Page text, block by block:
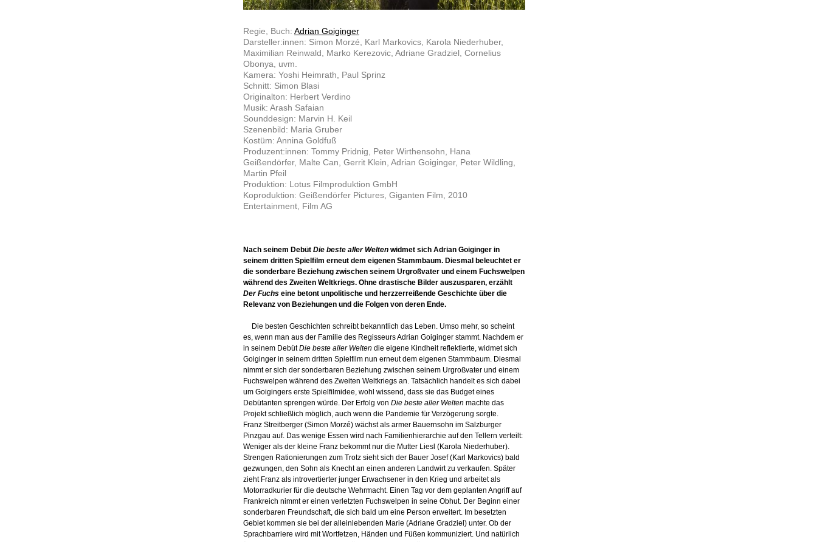
Regie, Buch: Adrian Goiginger
Darsteller:innen: Simon Morzé, Karl Markovics, Karola Niederhuber,
Maximilian Reinwald, Marko Kerezovic, Adriane Gradziel, Cornelius
Obonya, uvm.
Kamera: Yoshi Heimrath, Paul Sprinz
Schnitt: Simon Blasi
Originalton: Herbert Verdino
Musik: Arash Safaian
Sounddesign: Marvin H. Keil
Szenenbild: Maria Gruber
Kostüm: Annina Goldfuß
Produzent:innen: Tommy Pridnig, Peter Wirthensohn, Hana
Geißendörfer, Malte Can, Gerrit Klein, Adrian Goiginger, Peter Wildling,
Martin Pfeil
Produktion: Lotus Filmproduktion GmbH
Koproduktion: Geißendörfer Pictures, Giganten Film, 2010
Entertainment, Film AG
Nach seinem Debüt Die beste aller Welten widmet sich Adrian Goiginger in
seinem dritten Spielfilm erneut dem eigenen Stammbaum. Diesmal beleuchtet er
die sonderbare Beziehung zwischen seinem Urgroßvater und einem Fuchswelpen
während des Zweiten Weltkriegs. Ohne drastische Bilder auszusparen, erzählt
Der Fuchs eine betont unpolitische und herzzerreißende Geschichte über die
Relevanz von Beziehungen und die Folgen von deren Ende.
Die besten Geschichten schreibt bekanntlich das Leben. Umso mehr, so scheint
es, wenn man aus der Familie des Regisseurs Adrian Goiginger stammt. Nachdem er
in seinem DebütDie beste aller Welten die eigene Kindheit reflektierte, widmet sich
Goiginger in seinem dritten Spielfilm nun erneut dem eigenen Stammbaum. Diesmal
nimmt er sich der sonderbaren Beziehung zwischen seinem Urgroßvater und einem
Fuchswelpen während des Zweiten Weltkriegs an. Tatsächlich handelt es sich dabei
um Goigingers erste Spielfilmidee, wohl wissend, dass sie das Budget eines
Debütanten sprengen würde. Der Erfolg von Die beste aller Welten machte das
Projekt schließlich möglich, auch wenn die Pandemie für Verzögerung sorgte.
Franz Streitberger (Simon Morzé) wächst als armer Bauernsohn im Salzburger
Pinzgau auf. Das wenige Essen wird nach Familienhierarchie auf den Tellern verteilt:
Weniger als der kleine Franz bekommt nur die Mutter Liesl (Karola Niederhuber).
Strengen Rationierungen zum Trotz sieht sich der Bauer Josef (Karl Markovics) bald
gezwungen, den Sohn als Knecht an einen anderen Landwirt zu verkaufen. Später
zieht Franz als introvertierter junger Erwachsener in den Krieg und arbeitet als
Motorradkurier für die deutsche Wehrmacht. Einen Tag vor dem geplanten Angriff auf
Frankreich nimmt er einen verletzten Fuchswelpen in seine Obhut. Der Beginn einer
sonderbaren Freundschaft, die sich bald um eine Person erweitert. Im besetzten
Gebiet kommen sie bei der alleinlebenden Marie (Adriane Gradziel) unter. Ob der
Sprachbarriere wird mit Wortfetzen, Händen und Füßen kommuniziert. Und natürlich